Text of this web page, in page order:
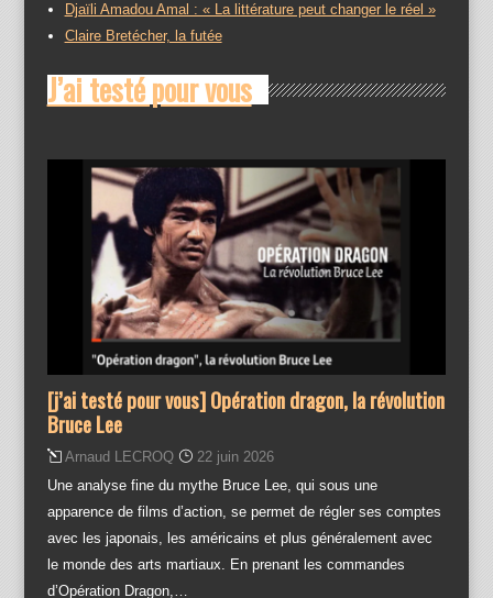
Djaïli Amadou Amal : « La littérature peut changer le réel »
Claire Bretécher, la futée
J’ai testé pour vous
[j’ai testé pour vous] Opération dragon, la révolution
Bruce Lee
Arnaud LECROQ
22 juin 2026
Une analyse fine du mythe Bruce Lee, qui sous une
apparence de films d’action, se permet de régler ses comptes
avec les japonais, les américains et plus généralement avec
le monde des arts martiaux. En prenant les commandes
d’Opération Dragon,…